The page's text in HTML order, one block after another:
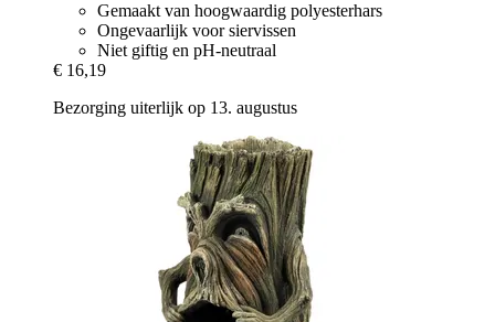
Gemaakt van hoogwaardig polyesterhars
Ongevaarlijk voor siervissen
Niet giftig en pH-neutraal
€ 16,19
Bezorging uiterlijk op 13. augustus